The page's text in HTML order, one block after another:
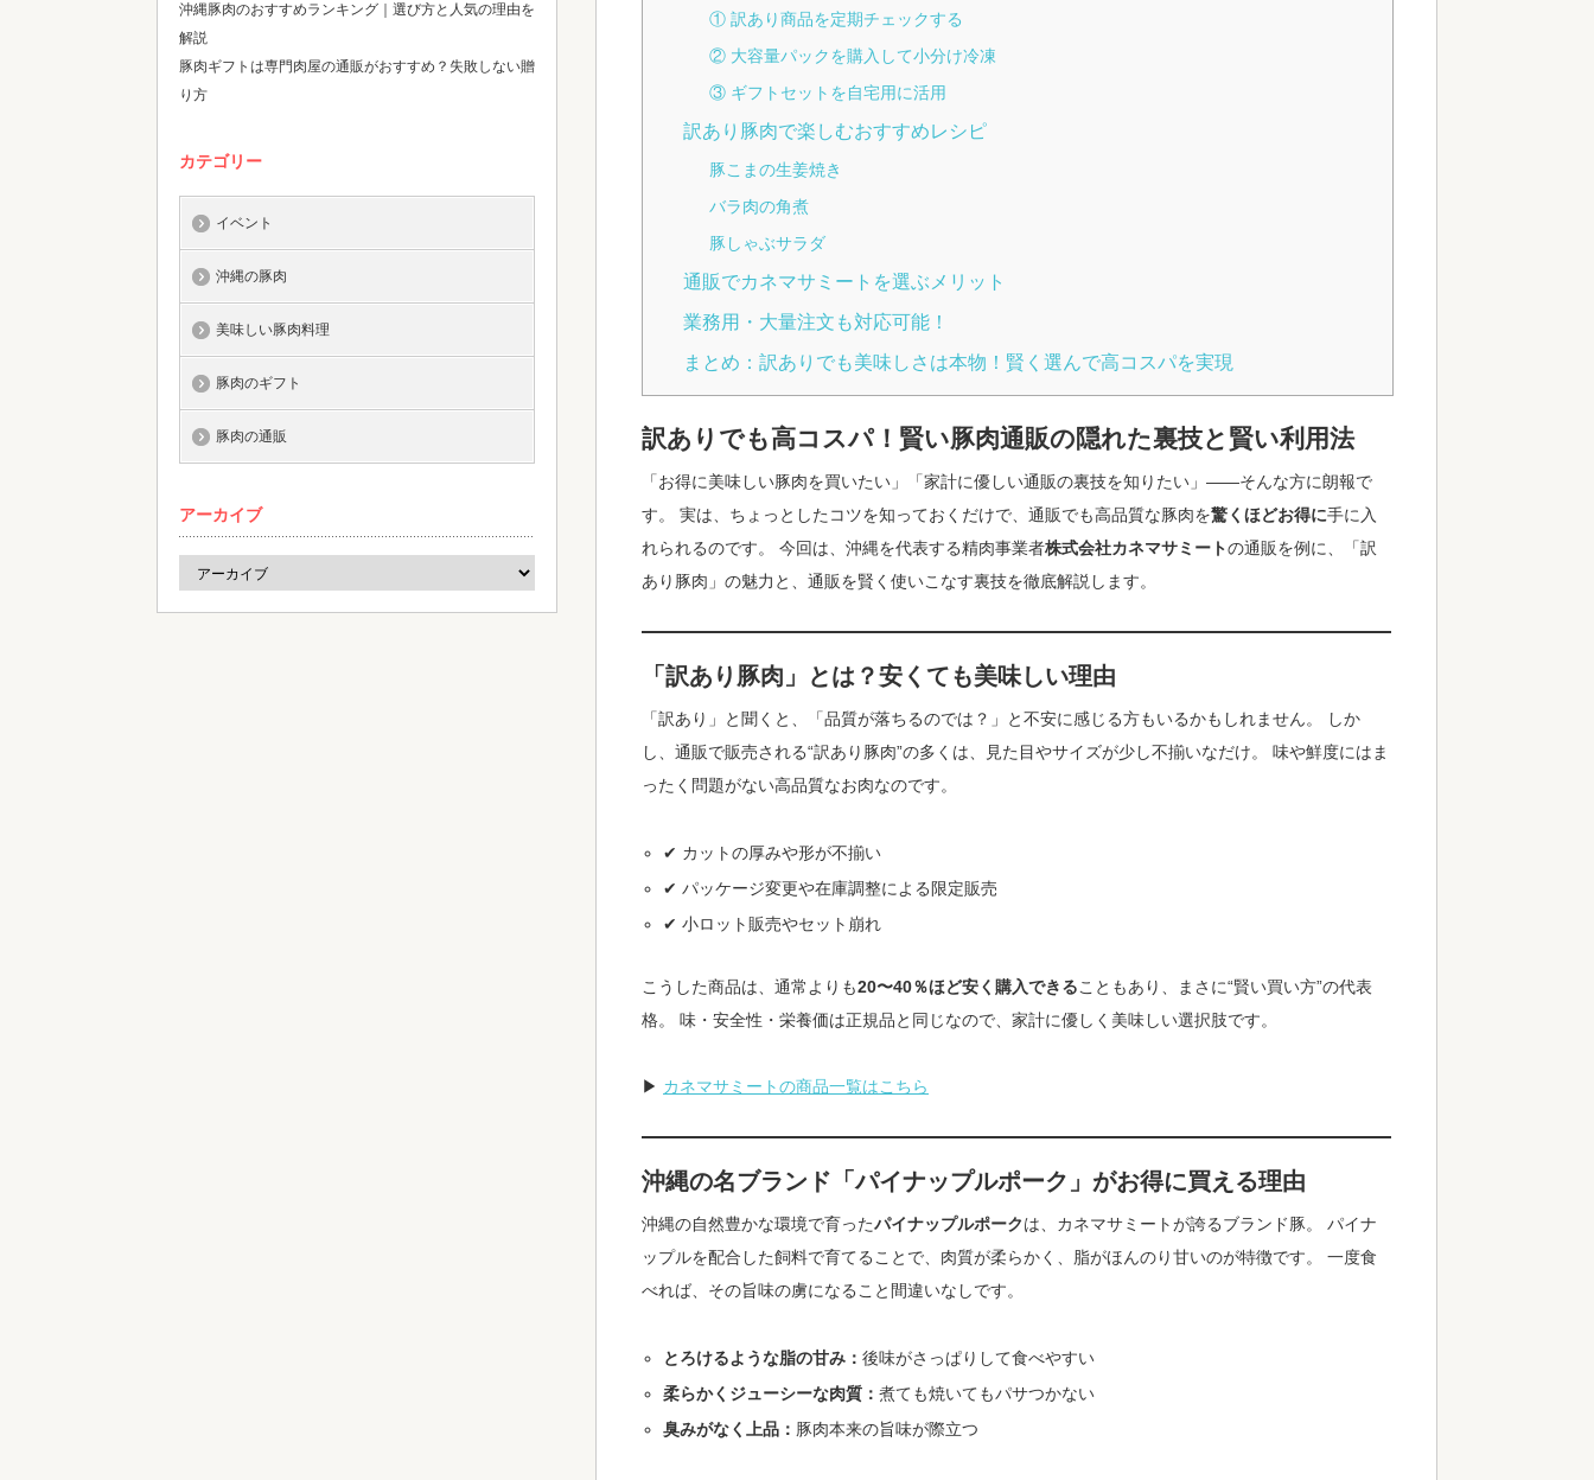
① 訳あり商品を定期チェックする
② 大容量パックを購入して小分け冷凍
③ ギフトセットを自宅用に活用
訳あり豚肉で楽しむおすすめレシピ
豚こまの生姜焼き
バラ肉の角煮
豚しゃぶサラダ
通販でカネマサミートを選ぶメリット
業務用・大量注文も対応可能！
まとめ：訳ありでも美味しさは本物！賢く選んで高コスパを実現
訳ありでも高コスパ！賢い豚肉通販の隠れた裏技と賢い利用法
「お得に美味しい豚肉を買いたい」「家計に優しい通販の裏技を知りたい」――そんな方に朗報で
す。 実は、ちょっとしたコツを知っておくだけで、通販でも高品質な豚肉を驚くほどお得に手に入
れられるのです。 今回は、沖縄を代表する精肉事業者株式会社カネマサミートの通販を例に、「訳
あり豚肉」の魅力と、通販を賢く使いこなす裏技を徹底解説します。
「訳あり豚肉」とは？安くても美味しい理由
「訳あり」と聞くと、「品質が落ちるのでは？」と不安に感じる方もいるかもしれません。 しか
し、通販で販売される“訳あり豚肉”の多くは、見た目やサイズが少し不揃いなだけ。 味や鮮度にはま
ったく問題がない高品質なお肉なのです。
✔ カットの厚みや形が不揃い
✔ パッケージ変更や在庫調整による限定販売
✔ 小ロット販売やセット崩れ
こうした商品は、通常よりも20〜40％ほど安く購入できることもあり、まさに“賢い買い方”の代表
格。 味・安全性・栄養価は正規品と同じなので、家計に優しく美味しい選択肢です。
▶ カネマサミートの商品一覧はこちら
沖縄の名ブランド「パイナップルポーク」がお得に買える理由
沖縄の自然豊かな環境で育ったパイナップルポークは、カネマサミートが誇るブランド豚。 パイナ
ップルを配合した飼料で育てることで、肉質が柔らかく、脂がほんのり甘いのが特徴です。 一度食
べれば、その旨味の虜になること間違いなしです。
とろけるような脂の甘み：後味がさっぱりして食べやすい
柔らかくジューシーな肉質：煮ても焼いてもパサつかない
臭みがなく上品： 豚肉本来の旨味が際立つ
沖縄豚肉のおすすめランキング｜選び方と人気の理由を
解説
豚肉ギフトは専門肉屋の通販がおすすめ？失敗しない贈
り方
カテゴリー
イベント
沖縄の豚肉
美味しい豚肉料理
豚肉のギフト
豚肉の通販
アーカイブ